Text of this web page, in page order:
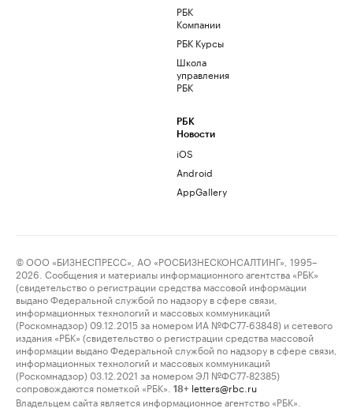
РБК
Компании
РБК Курсы
Школа
управления
РБК
РБК
Новости
iOS
Android
AppGallery
© ООО «БИЗНЕСПРЕСС», АО «РОСБИЗНЕСКОНСАЛТИНГ», 1995–
2026. Сообщения и материалы информационного агентства «РБК»
(свидетельство о регистрации средства массовой информации
выдано Федеральной службой по надзору в сфере связи,
информационных технологий и массовых коммуникаций
(Роскомнадзор) 09.12.2015 за номером ИА №ФС77-63848) и сетевого
издания «РБК» (свидетельство о регистрации средства массовой
информации выдано Федеральной службой по надзору в сфере связи,
информационных технологий и массовых коммуникаций
(Роскомнадзор) 03.12.2021 за номером ЭЛ №ФС77-82385)
сопровождаются пометкой «РБК».
18+ letters@rbc.ru
Владельцем сайта является информационное агентство «РБК».